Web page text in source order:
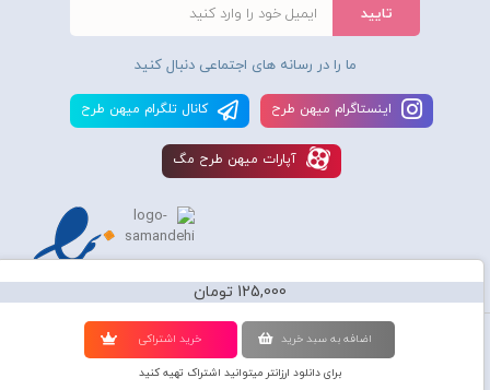
125,000 تومان
اضافه به سبد خريد خريد اشتراکی
برای دانلود ارزانتر میتوانید اشتراک تهیه کنید
ما را در رسانه های اجتماعی دنبال کنید
اينستاگرام ميهن طرح کانال تلگرام ميهن طرح
آپارات ميهن طرح مگ
استفاده از محصولات سايت میهن طرح برای مقاصد تجاری ممنوع و موجب پیگرد
قانونی میباشد و کليه حقوق اين سايت متعلق به شرکت دانش بنیان میهن طرح
گرافیک می‌باشد.